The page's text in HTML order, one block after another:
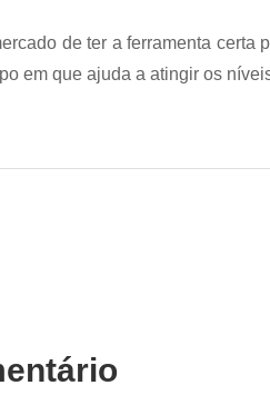
de ter a ferramenta
em que ajuda a atingir os